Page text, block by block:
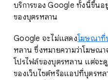
บริการของ Google ทั้งนี้ขึ้น
ของบุตรหลาน
Google จะไม่แสดงโฆษณาที่
หลาน ซึ่งหมายความว่าโฆษณ
โปรไฟล์ของบุตรหลาน แต่จะ
ของเว็บไซต์หรือแอปที่บุตรห